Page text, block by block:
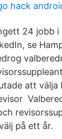
hack
24 jobb i
se
att välja
på ett år.